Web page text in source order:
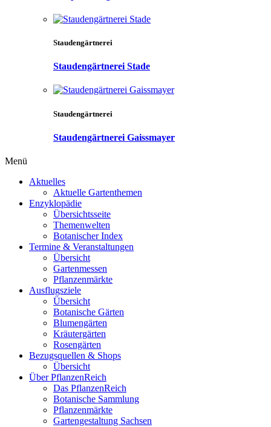
Staudengärtnerei
Staudengärtnerei Stade
Staudengärtnerei
Staudengärtnerei Gaissmayer
Menü
Aktuelles
Aktuelle Gartenthemen
Enzyklopädie
Übersichtsseite
Themenwelten
Botanischer Index
Termine & Veranstaltungen
Übersicht
Gartenmessen
Pflanzenmärkte
Ausflugsziele
Übersicht
Botanische Gärten
Blumengärten
Kräutergärten
Rosengärten
Bezugsquellen & Shops
Übersicht
Über PflanzenReich
Das PflanzenReich
Botanische Sammlung
Pflanzenmärkte
Gartengestaltung Sachsen